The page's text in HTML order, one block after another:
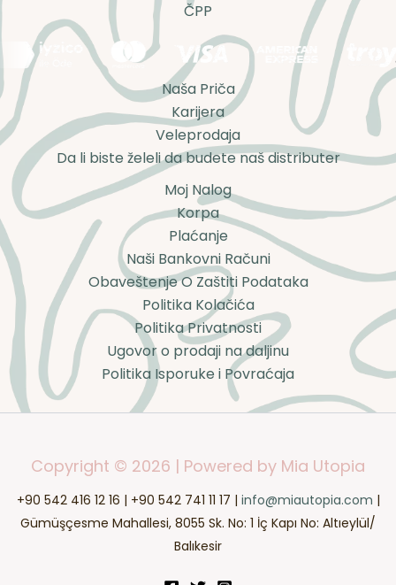
ČPP
Naša Priča
Karijera
Veleprodaja
Da li biste želeli da budete naš distributer
Moj Nalog
Korpa
Plaćanje
Naši Bankovni Računi
Obaveštenje O Zaštiti Podataka
Politika Kolačića
Politika Privatnosti
Ugovor o prodaji na daljinu
Politika Isporuke i Povraćaja
Copyright © 2026 | Powered by Mia Utopia
+90 542 416 12 16 | +90 542 741 11 17 | info@miautopia.com |
Gümüşçesme Mahallesi, 8055 Sk. No: 1 İç Kapı No: Altıeylül/
Balıkesir